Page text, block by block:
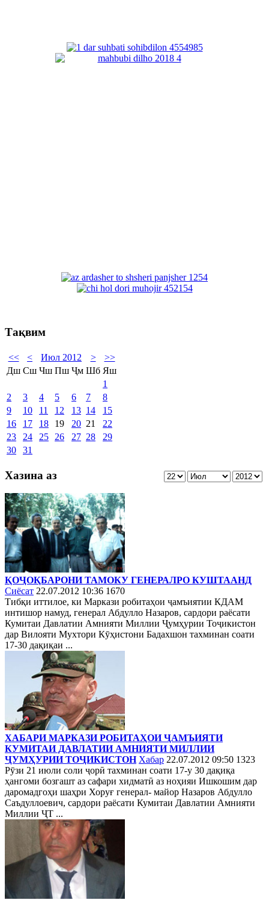
Тақвим
<< < Июл 2012 >
>>
Дш Сш Чш Пш Ҷм Шб Яш
1
2
3 4 5 6 7
8
9
10 11 12 13 14
15
16
17 18 19 20 21
22
23
24 25 26 27 28
29
30
31
Хазина аз
ҚОҶОҚБАРОНИ ТАМОКУ ГЕНЕРАЛРО КУШТААНД
Сиёсат 22.07.2012 10:36 1670
Тибқи иттилое, ки Маркази робитаҳои ҷамъиятии КДАМ
интишор намуд, генерал Абдулло Назаров, сардори раёсати
Кумитаи Давлатии Амнияти Миллии Ҷумҳурии Тоҷикистон
дар Вилояти Мухтори Кӯҳистони Бадахшон тахминан соати
17-30 дақиқаи ...
ХАБАРИ МАРКАЗИ РОБИТАҲОИ ҶАМЪИЯТИ
КУМИТАИ ДАВЛАТИИ АМНИЯТИ МИЛЛИИ
ҶУМҲУРИИ ТОҶИКИСТОН Хабар 22.07.2012 09:50 1323
Рӯзи 21 июли соли ҷорӣ тахминан соати 17-у 30 дақиқа
ҳангоми бозгашт аз сафари хидматӣ аз ноҳияи Ишкошим дар
даромадгоҳи шаҳри Хоруғ генерал- майор Назаров Абдулло
Саъдуллоевич, сардори раёсати Кумитаи Давлатии Амнияти
Миллии ҶТ ...